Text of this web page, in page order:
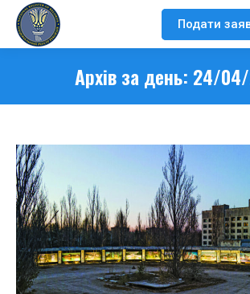
Подати
Архів за день: 24/